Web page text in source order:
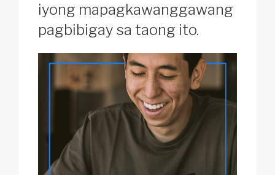
iyong mapagkawanggawang
pagbibigay sa taong ito.